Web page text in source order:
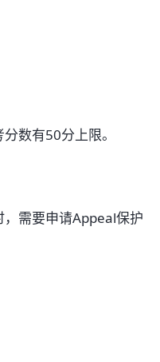
数有50分上限。
需要申请Appeal保护